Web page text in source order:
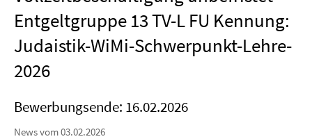
Entgeltgruppe 13 TV-L FU Kennung:
Judaistik-WiMi-Schwerpunkt-Lehre-
2026
Bewerbungsende: 16.02.2026
News vom 03.02.2026